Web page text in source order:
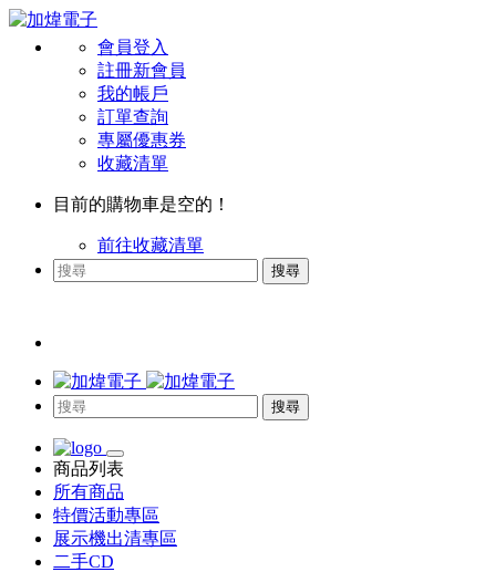
會員登入
註冊新會員
我的帳戶
訂單查詢
專屬優惠券
收藏清單
目前的購物車是空的！
前往收藏清單
搜尋
搜尋
商品列表
所有商品
特價活動專區
展示機出清專區
二手CD